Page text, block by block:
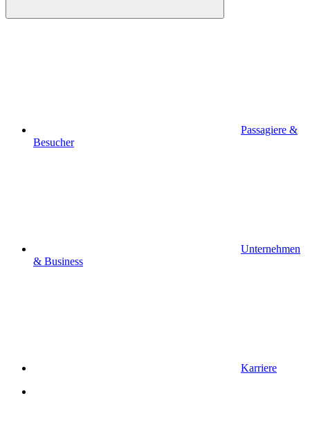
Passagiere &
Besucher
Unternehmen
& Business
Karriere